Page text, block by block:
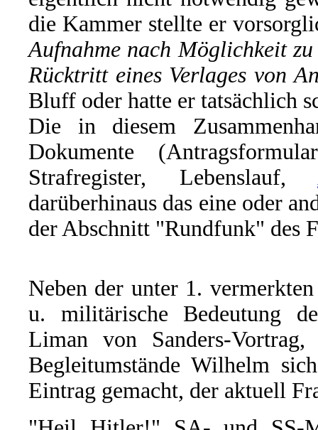
die Kammer stellte er
Aufnahme nach Möglichkeit
Rücktritt eines Verlages von
Bluff oder hatte er tatsächlich
Die in diesem
Dokumente
Strafregister, Lebenslauf,
darüberhinaus das eine oder
der Abschnitt "Rundfunk" des
Neben der unter 1.
u. militärische Bedeutung
Liman von Sanders-
Begleitumstände Wilhelm
Eintrag gemacht, der aktuell